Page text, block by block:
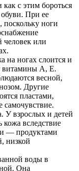
с этим бороться
При ее
поскольку ноги
человек или
на ногах слоится и
витамины А, Е.
весной,
Другие
пластами,
самочувствие.
У взрослых и детей
кожа вследствие
— продуктами
низкой
воды в
Она